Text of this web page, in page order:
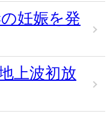
妊娠を発
上波初放